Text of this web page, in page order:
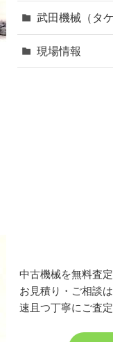
武田機械（タケ
現場情報
中古機械を無料査
お見積り・ご相談
速且つ丁寧にご査